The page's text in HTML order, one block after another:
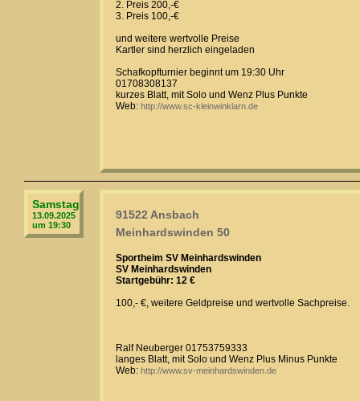
2. Preis 200,-€
3. Preis 100,-€
und weitere wertvolle Preise
Kartler sind herzlich eingeladen
Schafkopfturnier beginnt um 19:30 Uhr
01708308137
kurzes Blatt, mit Solo und Wenz Plus Punkte
Web: http://www.sc-kleinwinklarn.de
Samstag
13.09.2025
um 19:30
91522 Ansbach
Meinhardswinden 50
Sportheim SV Meinhardswinden
SV Meinhardswinden
Startgebühr: 12 €
100,- €, weitere Geldpreise und wertvolle Sachpreise.
Ralf Neuberger 01753759333
langes Blatt, mit Solo und Wenz Plus Minus Punkte
Web: http://www.sv-meinhardswinden.de